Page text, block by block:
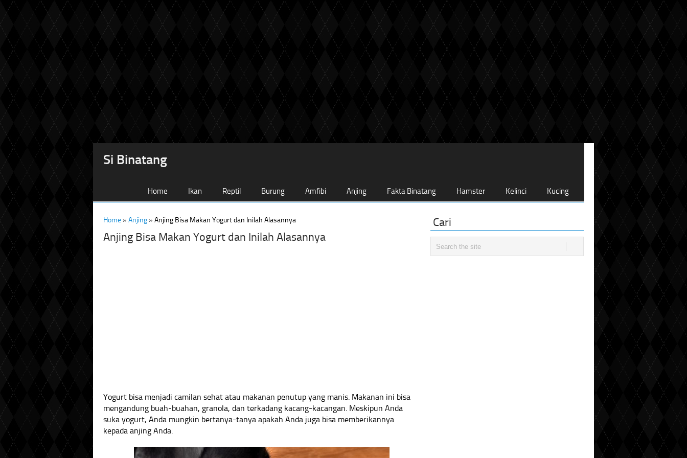
Si Binatang
Home Ikan Reptil Burung Amfibi Anjing Fakta Binatang Hamster Kelinci Kucing
Home » Anjing » Anjing Bisa Makan Yogurt dan Inilah Alasannya
Anjing Bisa Makan Yogurt dan Inilah Alasannya
Yogurt bisa menjadi camilan sehat atau makanan penutup yang manis. Makanan ini bisa
mengandung buah-buahan, granola, dan terkadang kacang-kacangan. Meskipun Anda
suka yogurt, Anda mungkin bertanya-tanya apakah Anda juga bisa memberikannya
kepada anjing Anda.
Cari